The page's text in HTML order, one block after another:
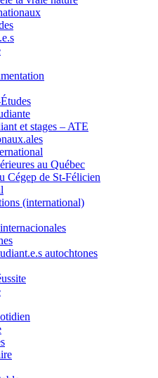
et stages – ATE
au Québec
Cégep de St-Félicien
(international)
autochtones